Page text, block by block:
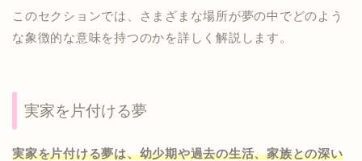
このセクションでは、さまざまな場所が夢の中でどのよう
な象徴的な意味を持つのかを詳しく解説します。
実家を片付ける夢
実家を片付ける夢は、幼少期や過去の生活、家族との深い